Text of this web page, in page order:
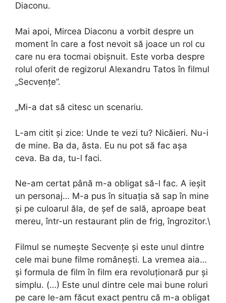
Diaconu.
Mai apoi, Mircea Diaconu a vorbit despre un
moment în care a fost nevoit să joace un rol cu
care nu era tocmai obișnuit. Este vorba despre
rolul oferit de regizorul Alexandru Tatos în filmul
„Secvențe”.
„Mi-a dat să citesc un scenariu.
L-am citit și zice: Unde te vezi tu? Nicăieri. Nu-i
de mine. Ba da, ăsta. Eu nu pot să fac așa
ceva. Ba da, tu-l faci.
Ne-am certat până m-a obligat să-l fac. A ieșit
un personaj… M-a pus în situația să sap în mine
și pe culoarul ăla, de șef de sală, aproape beat
mereu, într-un restaurant plin de frig, îngrozitor.\
Filmul se numește Secvențe și este unul dintre
cele mai bune filme românești. La vremea aia…
și formula de film în film era revoluționară pur și
simplu. (…) Este unul dintre cele mai bune roluri
pe care le-am făcut exact pentru că m-a obligat